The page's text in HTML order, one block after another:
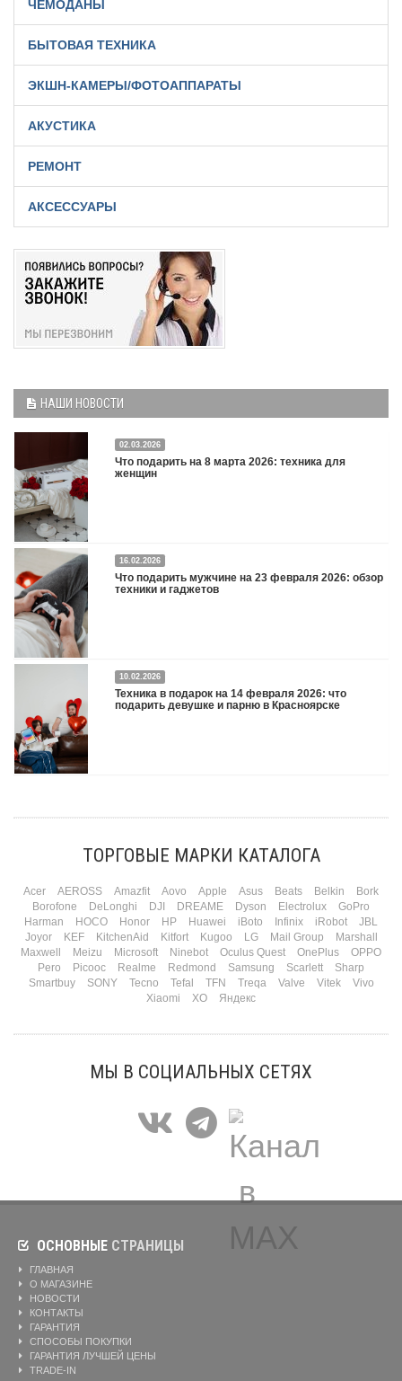
ЧЕМОДАНЫ
БЫТОВАЯ ТЕХНИКА
ЭКШН-КАМЕРЫ/ФОТОАППАРАТЫ
АКУСТИКА
РЕМОНТ
АКСЕССУАРЫ
НАШИ НОВОСТИ
02.03.2026
Что подарить на 8 марта 2026: техника для
женщин
Что подарить на 8 марта 2026: техника для женщин
16.02.2026
Что подарить мужчине на 23 февраля 2026: обзор
техники и гаджетов
Двадцать третье февраля — праздник, на который мужчины делают вид, что им
все равно. А потом три дня рассказывают коллегам, какую колонку / приставку /
камеру им подарили. Не верьте словам — верьте глазам, которые загораются
при виде новой коробки.
10.02.2026
Техника в подарок на 14 февраля 2026: что
подарить девушке и парню в Красноярске
марта — контрольный выстрел по кошельку. Начнем с первого — потому что он
ТОРГОВЫЕ МАРКИ КАТАЛОГА
Acer AEROSS Amazfit Aovo Apple Asus Beats Belkin
Bork
Borofone
DeLonghi DJI DREAME Dyson Electrolux
GoPro
Harman
HOCO Honor HP Huawei iBoto Infinix iRobot
JBL
Joyor
KEF KitchenAid Kitfort Kugoo LG Mail Group
Marshall
Maxwell
Meizu Microsoft Ninebot Oculus Quest OnePlus
OPPO
Pero
Picooc Realme Redmond Samsung Scarlett
Sharp
Smartbuy
SONY Tecno Tefal TFN Treqa Valve Vitek
Vivo
Xiaomi
XO Яндекс
МЫ В СОЦИАЛЬНЫХ СЕТЯХ
ОСНОВНЫЕ СТРАНИЦЫ
ГЛАВНАЯ
О МАГАЗИНЕ
НОВОСТИ
КОНТАКТЫ
ГАРАНТИЯ
СПОСОБЫ ПОКУПКИ
ГАРАНТИЯ ЛУЧШЕЙ ЦЕНЫ
TRADE-IN